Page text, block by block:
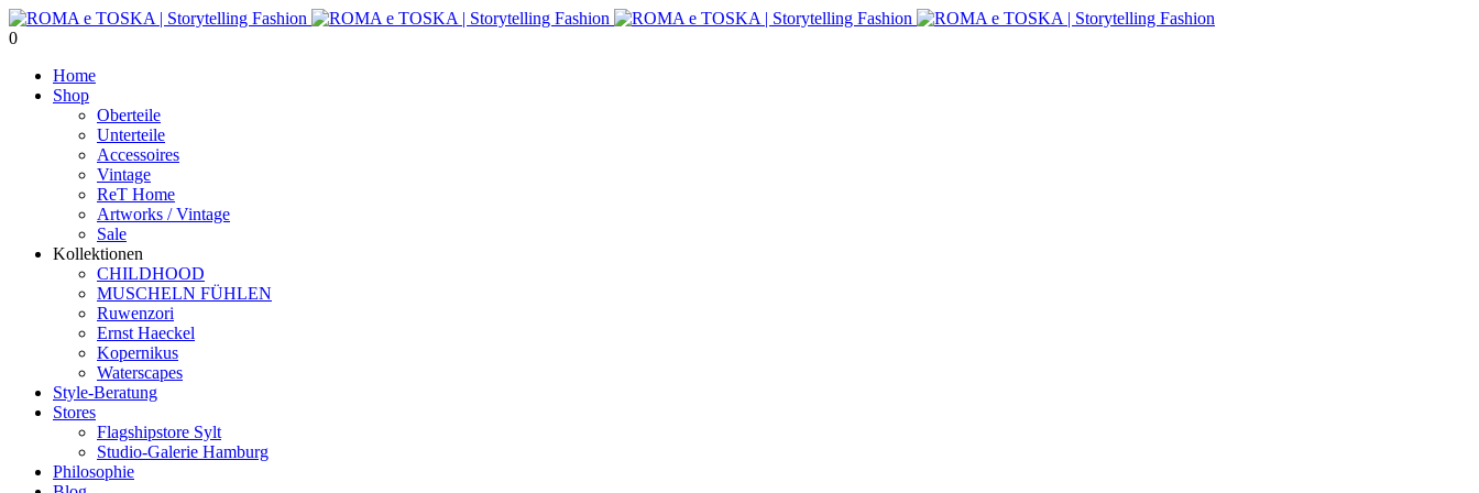
0
Home
Shop
Oberteile
Unterteile
Accessoires
Vintage
ReT Home
Artworks / Vintage
Sale
Kollektionen
CHILDHOOD
MUSCHELN FÜHLEN
Ruwenzori
Ernst Haeckel
Kopernikus
Waterscapes
Style-Beratung
Stores
Flagshipstore Sylt
Studio-Galerie Hamburg
Philosophie